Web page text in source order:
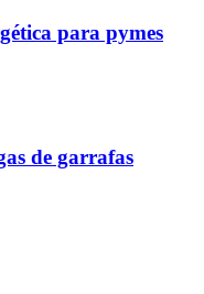
para pymes
de garrafas